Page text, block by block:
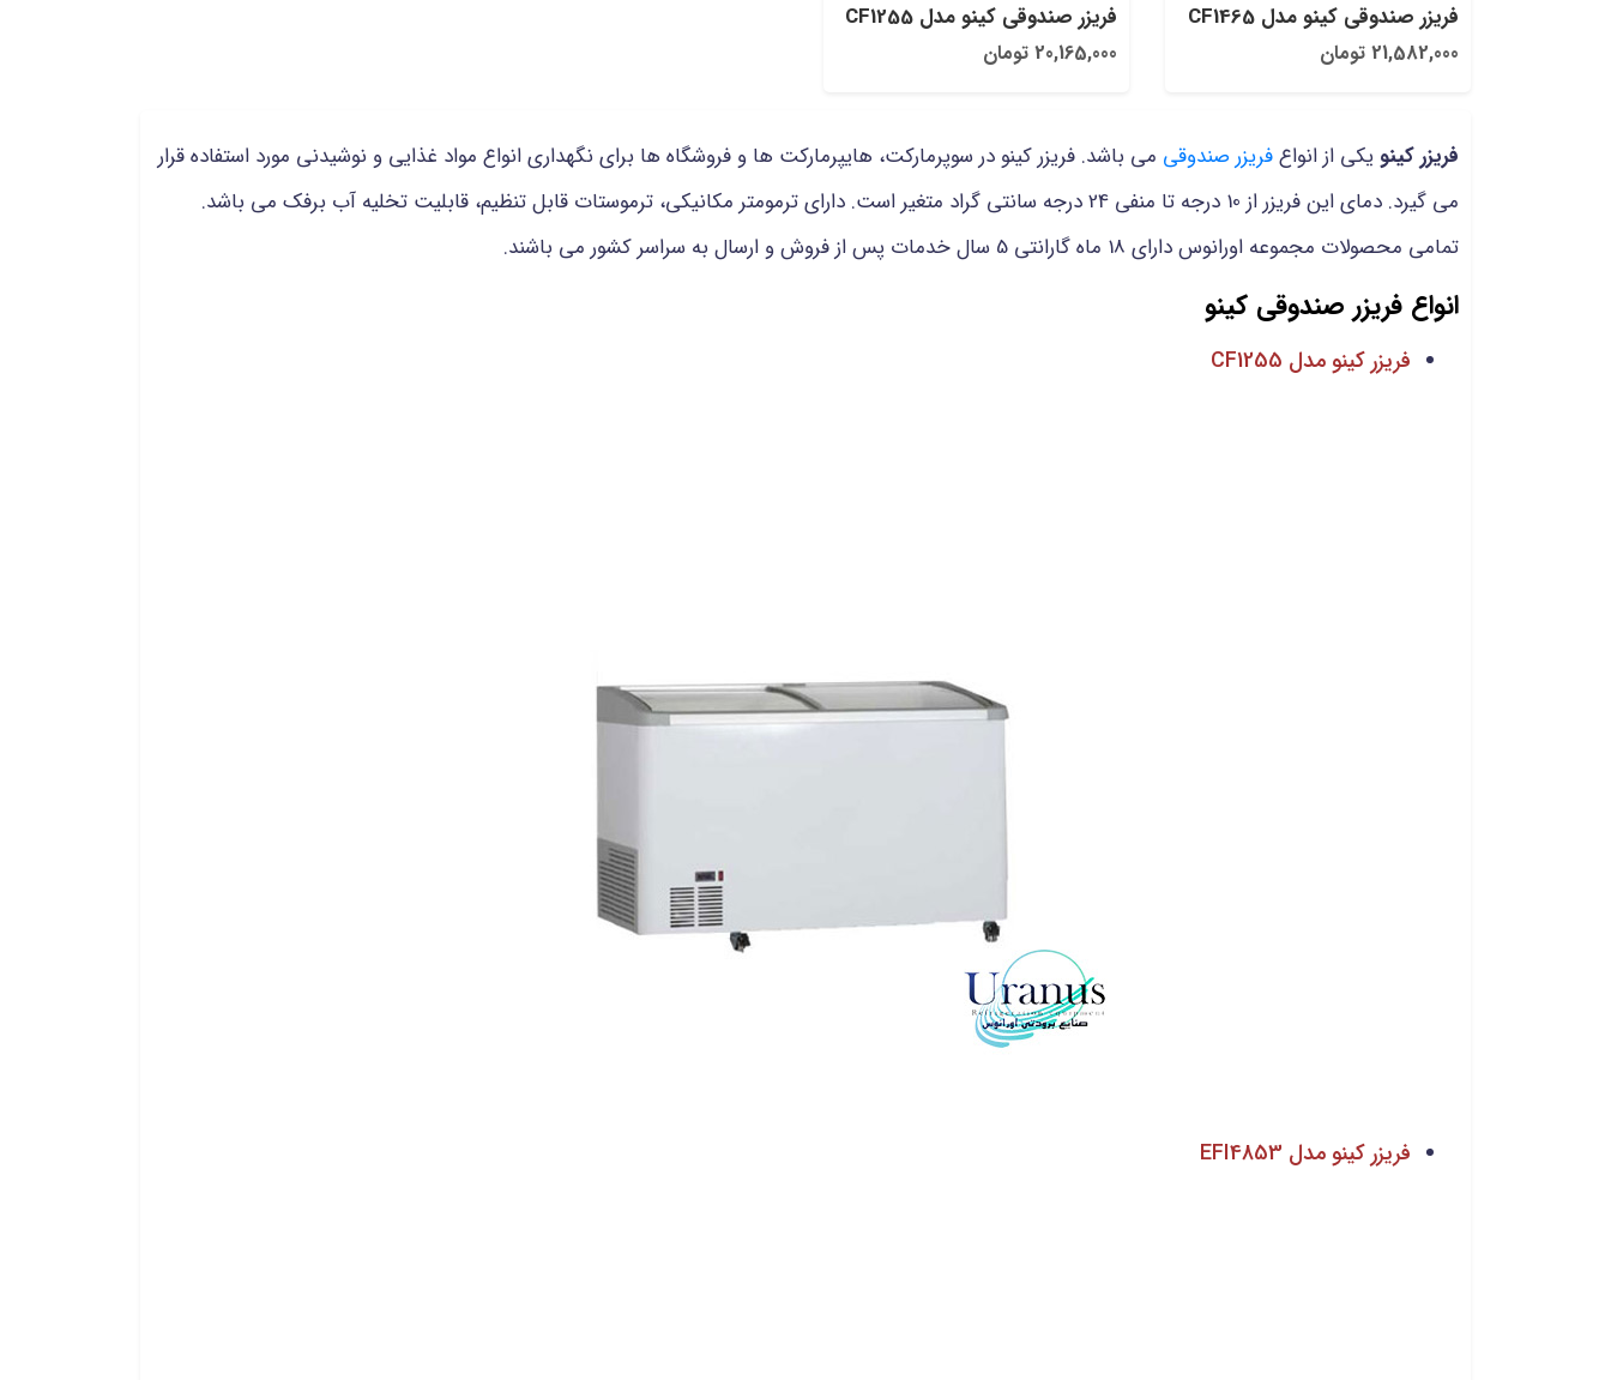
فریزر صندوقی کینو مدل CF1465
21,582,000 تومان
فریزر صندوقی کینو مدل CF1255
20,165,000 تومان
فریزر کینو یکی از انواعفریزر صندوقی می باشد. فریزر کینو در سوپرمارکت، هایپرمارکت ها و فروشگاه ها برای نگهداری انواع مواد غذایی و نوشیدنی مورد استفاده قرار
می گیرد. دمای این فریزر از 10 درجه تا منفی 24 درجه سانتی گراد متغیر است. دارای ترمومتر مکانیکی، ترموستات قابل تنظیم، قابلیت تخلیه آب برفک می باشد.
تمامی محصولات مجموعه اورانوس دارای 18 ماه گارانتی 5 سال خدمات پس از فروش و ارسال به سراسر کشور می باشند.
انواع فریزر صندوقی کینو
فریزر کینو مدل CF1255
فریزر کینو مدل EFI4853